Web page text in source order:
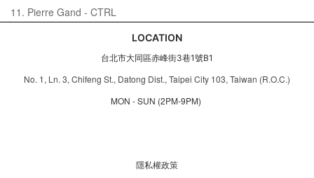
11. Pierre Gand - CTRL
LOCATION
台北市大同區赤峰街3巷1號B1
No. 1, Ln. 3, Chifeng St., Datong Dist., Taipei City 103, Taiwan (R.O.C.)
MON - SUN (2PM-9PM)
隱私權政策